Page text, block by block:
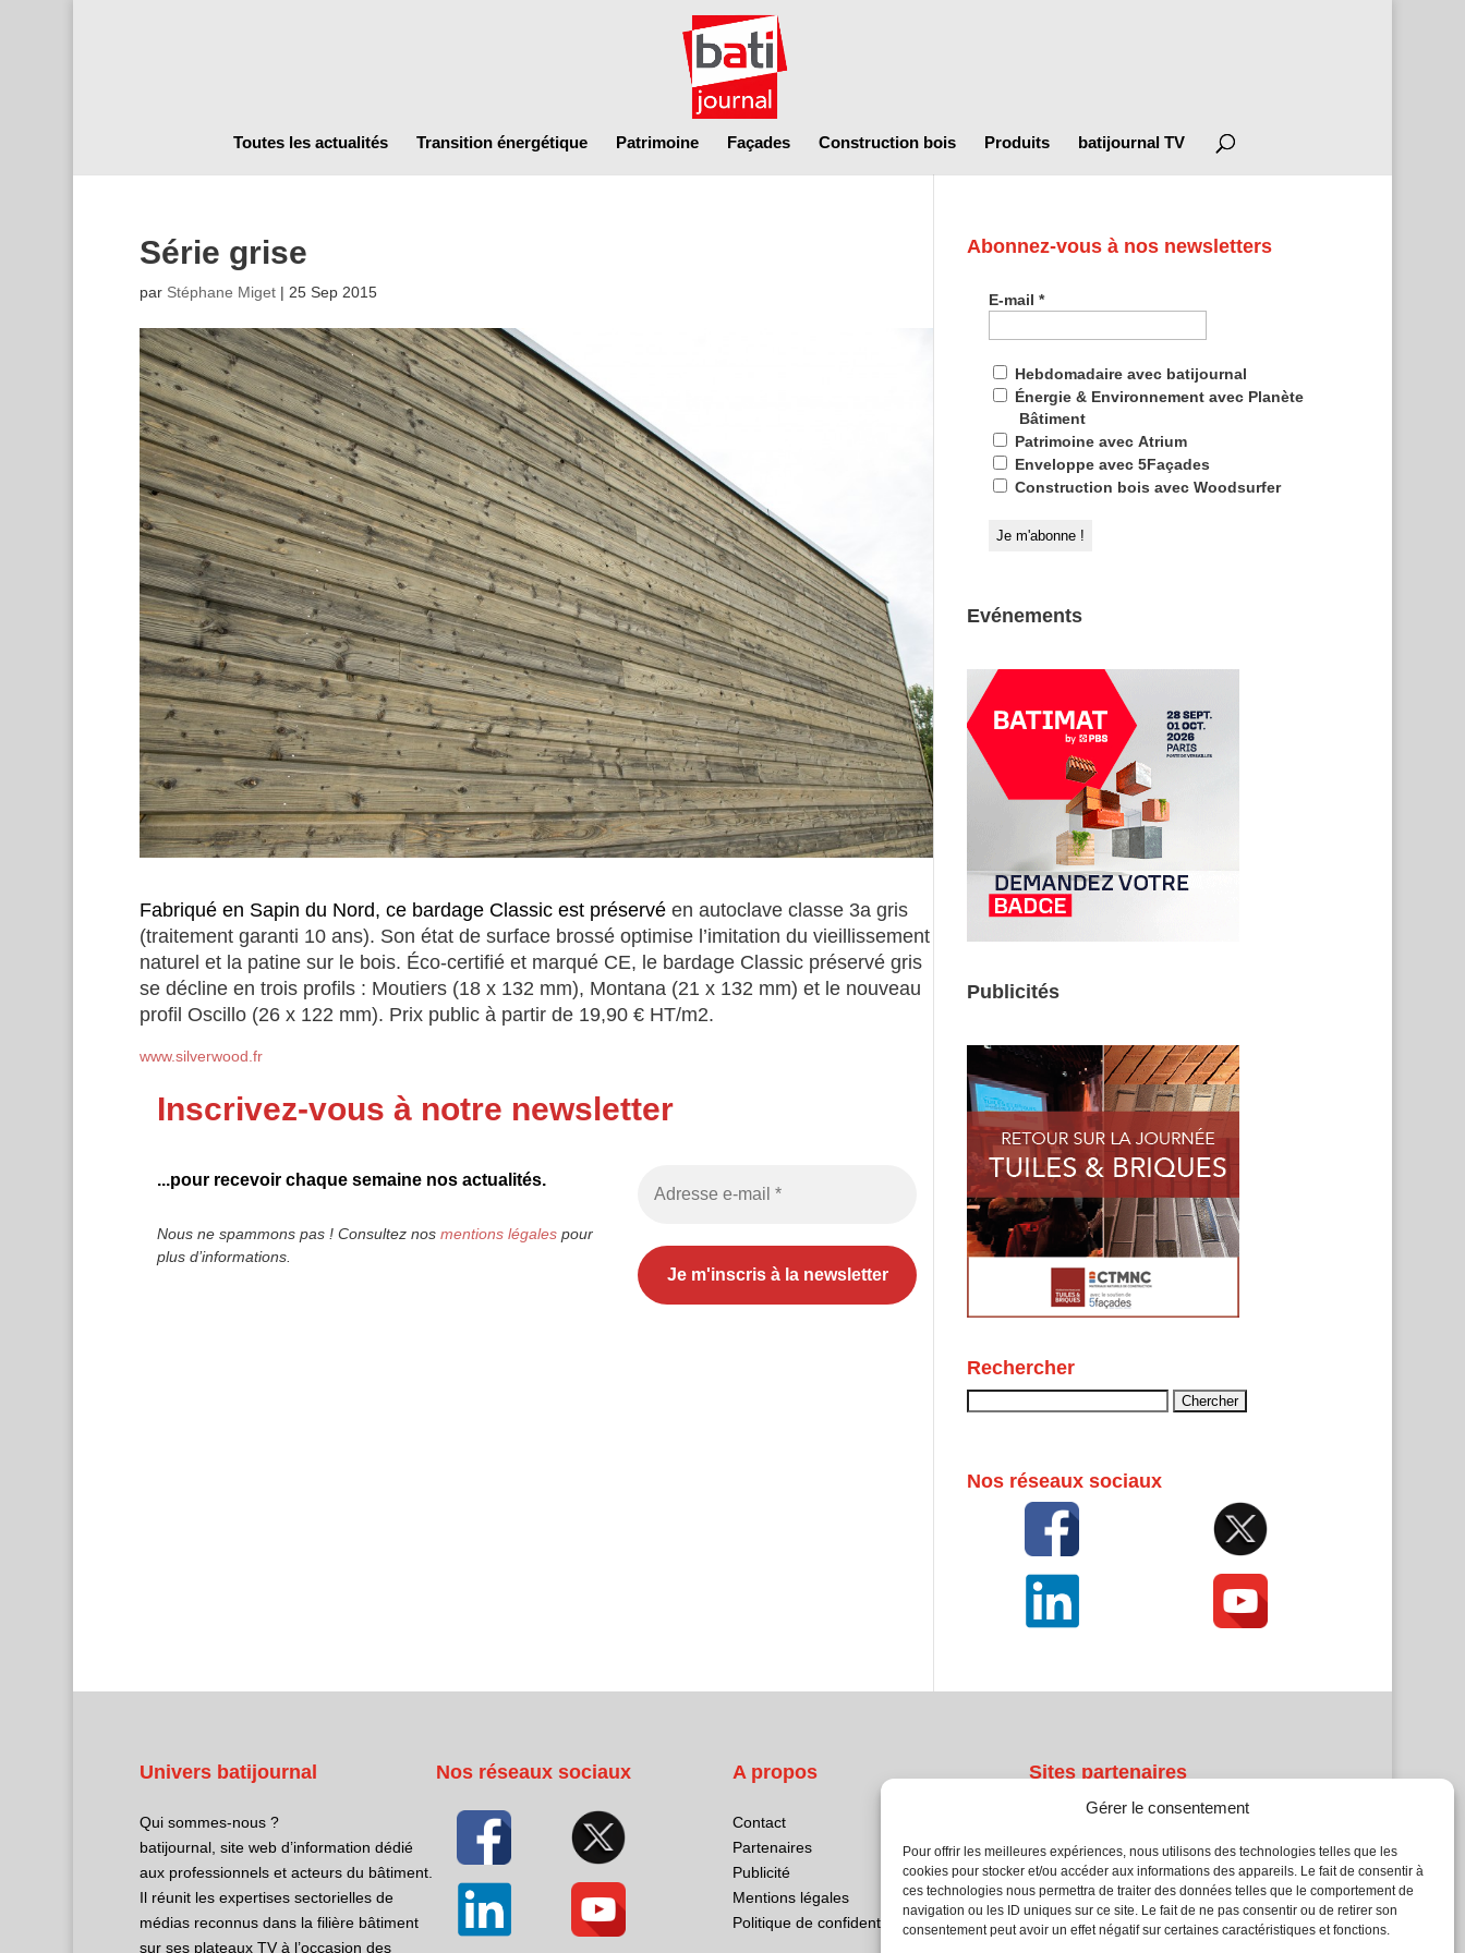
Gérer le consentement
Pour offrir les meilleures expériences, nous utilisons des technologies telles que les
cookies pour stocker et/ou accéder aux informations des appareils. Le fait de consentir à
ces technologies nous permettra de traiter des données telles que le comportement de
navigation ou les ID uniques sur ce site. Le fait de ne pas consentir ou de retirer son
consentement peut avoir un effet négatif sur certaines caractéristiques et fonctions.
Toutes les actualités Transition énergétique Patrimoine Façades Construction bois Produits batijournal TV
Série grise
par Stéphane Miget| 25 Sep 2015
Fabriqué en Sapin du Nord, ce bardage Classic est préservé en autoclave classe 3a gris
(traitement garanti 10 ans). Son état de surface brossé optimise l’imitation du vieillissement
naturel et la patine sur le bois. Éco-certifié et marqué CE, le bardage Classic préservé gris
se décline en trois profils : Moutiers (18 x 132 mm), Montana (21 x 132 mm) et le nouveau
profil Oscillo (26 x 122 mm). Prix public à partir de 19,90 € HT/m2.
www.silverwood.fr
Inscrivez-vous à notre newsletter
...pour recevoir chaque semaine nos actualités.
Nous ne spammons pas ! Consultez nos mentions légalespour
plus d’informations.
Abonnez-vous à nos newsletters
E-mail*
Hebdomadaire avec batijournal
Énergie & Environnement avec Planète
Bâtiment
Patrimoine avec Atrium
Enveloppe avec 5Façades
Construction bois avec Woodsurfer
Evénements
Publicités
Rechercher
Nos réseaux sociaux
Univers batijournal
Qui sommes-nous ?
batijournal, site web d’information dédié
aux professionnels et acteurs du bâtiment.
Il réunit les expertises sectorielles de
médias reconnus dans la filière bâtiment
sur ses plateaux TV à l’occasion des
Nos réseaux sociaux A propos
Contact
Partenaires
Publicité
Mentions légales
Politique de confidentialité
Sites partenaires
Atrium Patrimoine
Kiosque 21
L'Atelier Bois
Planète Bâtiment